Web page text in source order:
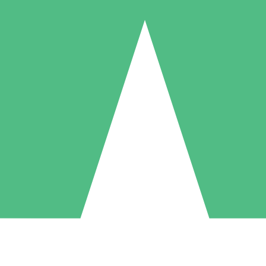
Individuele Creditpakketten
per gebruik met downloadtegoeden. Geen maandelijkse verplichting
5 Downloaden
US$